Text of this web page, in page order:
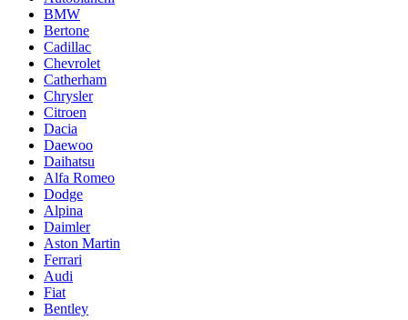
BMW
Bertone
Cadillac
Chevrolet
Catherham
Chrysler
Citroen
Dacia
Daewoo
Daihatsu
Alfa Romeo
Dodge
Alpina
Daimler
Aston Martin
Ferrari
Audi
Fiat
Bentley